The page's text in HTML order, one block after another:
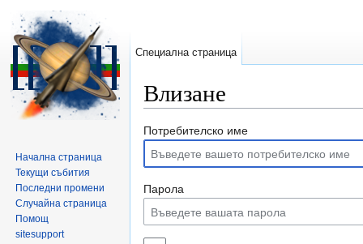
Влизане
Потребителско име
Парола
Специална страница
Начална страница
Текущи събития
Последни промени
Случайна страница
Помощ
sitesupport